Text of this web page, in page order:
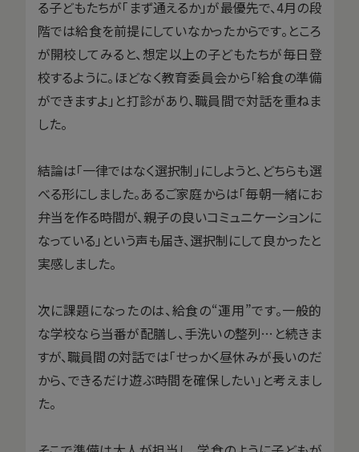
る子どもたちが「まず通えるか」が最優先で、4月の段
階では給食を前提にしていなかったからです。ところ
が開校してみると、想定以上の子どもたちが毎日登
校するように。ほどなく教育委員会から「給食の準備
ができますよ」と打診があり、職員間で対話を重ねま
した。
結論は「一律ではなく選択制」にしようと、どちらも選
べる形にしました。あるご家庭からは「毎朝一緒にお
弁当を作る時間が、親子の良いコミュニケーションに
なっている」という声も届き、選択制にして良かったと
実感しました。
次に課題になったのは、給食の“運用”です。一般的
な学校なら当番が配膳し、手洗いの整列…と続きま
すが、職員間の対話では「せっかく昼休みが長いのだ
から、できるだけ遊ぶ時間を確保したい」と考えまし
た。